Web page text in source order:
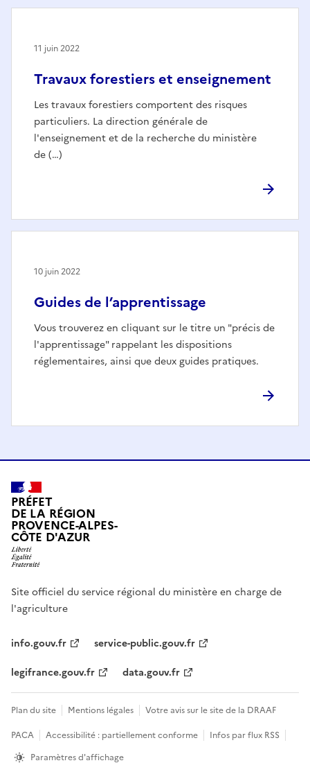
Travaux forestiers et enseignement
Les travaux forestiers comportent des risques
particuliers. La direction générale de
l'enseignement et de la recherche du ministère
de (…)
11 juin 2022
Guides de l’apprentissage
Vous trouverez en cliquant sur le titre un "précis de
l'apprentissage" rappelant les dispositions
réglementaires, ainsi que deux guides pratiques.
10 juin 2022
PRÉFET
DE LA RÉGION
PROVENCE-ALPES-
CÔTE D'AZUR
Site officiel du service régional du ministère en charge de
l'agriculture
info.gouv.fr
service-public.gouv.fr
legifrance.gouv.fr
data.gouv.fr
Plan du site Mentions légales
Votre avis sur le site de la DRAAF
PACA
Accessibilité : partiellement conforme
Infos par flux RSS
Paramètres d'affichage